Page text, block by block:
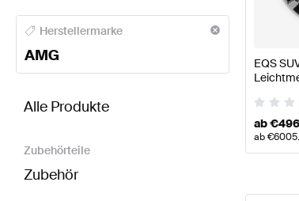
AMG A-Klasse Räder & ReifenAMG A-
Herstellermarke
AMG
Alle Produkte
Zubehörteile
Zubehör
EQS
ab€
ab€